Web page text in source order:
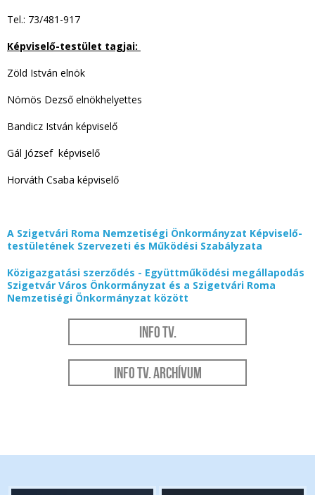
Tel.: 73/481-917
Képviselő-testület tagjai:
Zöld István elnök
Nömös Dezső elnökhelyettes
Bandicz István képviselő
Gál József képviselő
Horváth Csaba képviselő
A Szigetvári Roma Nemzetiségi Önkormányzat Képviselő-
testületének Szervezeti és Működési Szabályzata
Közigazgatási szerződés - Együttműködési megállapodás
Szigetvár Város Önkormányzat és a Szigetvári Roma
Nemzetiségi Önkormányzat között
Info Tv.
Info Tv. Archívum